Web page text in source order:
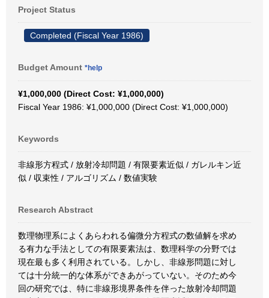
Project Status
Completed (Fiscal Year 1986)
Budget Amount *help
¥1,000,000 (Direct Cost: ¥1,000,000)
Fiscal Year 1986: ¥1,000,000 (Direct Cost: ¥1,000,000)
Keywords
非線形方程式 / 放射冷却問題 / 有限要素近似 / ガレルキン近
似 / 収束性 / アルゴリズム / 数値実験
Research Abstract
数理物理系によくあらわれる偏微分方程式の数値解を求め
る有力な手法としての有限要素法は、数理科学の分野では
現在最も多く利用されている。しかし、非線形問題に対し
ては十分統一的な体系ができあがっていない。そのため今
回の研究では、特に非線形境界条件を伴った放射冷却問題